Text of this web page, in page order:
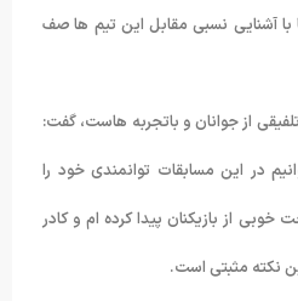
با آشنایی نسبی مقابل این تیم ها صف
از جوانان و باتجربه هاست، گفت:
در این مسابقات توانمندی خود را
از بازیکنان پیدا کرده ام و کادر
نکته مثبتی است.